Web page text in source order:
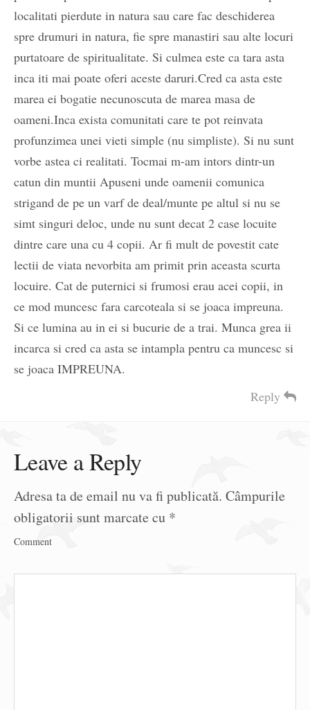
localitati pierdute in natura sau care fac deschiderea
spre drumuri in natura, fie spre manastiri sau alte locuri
purtatoare de spiritualitate. Si culmea este ca tara asta
inca iti mai poate oferi aceste daruri.Cred ca asta este
marea ei bogatie necunoscuta de marea masa de
oameni.Inca exista comunitati care te pot reinvata
profunzimea unei vieti simple (nu simpliste). Si nu sunt
vorbe astea ci realitati. Tocmai m-am intors dintr-un
catun din muntii Apuseni unde oamenii comunica
strigand de pe un varf de deal/munte pe altul si nu se
simt singuri deloc, unde nu sunt decat 2 case locuite
dintre care una cu 4 copii. Ar fi mult de povestit cate
lectii de viata nevorbita am primit prin aceasta scurta
locuire. Cat de puternici si frumosi erau acei copii, in
ce mod muncesc fara carcoteala si se joaca impreuna.
Si ce lumina au in ei si bucurie de a trai. Munca grea ii
incarca si cred ca asta se intampla pentru ca muncesc si
se joaca IMPREUNA.
Reply
Leave a Reply
Adresa ta de email nu va fi publicată. Câmpurile
obligatorii sunt marcate cu *
Comment